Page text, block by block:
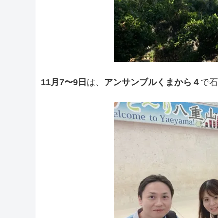
11月7〜9日 は、 アンサンブルくまから４ で